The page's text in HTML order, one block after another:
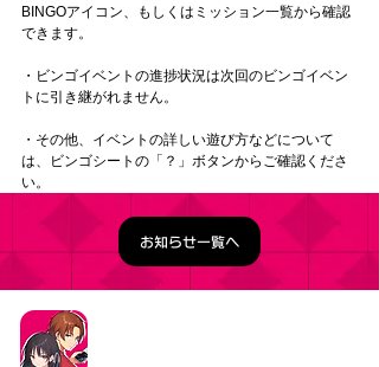
BINGOアイコン、もしくはミッション一覧から確認
できます。
・ビンゴイベントの進捗状況は次回のビンゴイベン
トに引き継がれません。
・その他、イベントの詳しい遊び方などについて
は、ビンゴシートの「？」ボタンからご確認くださ
い。
お知らせ一覧へ